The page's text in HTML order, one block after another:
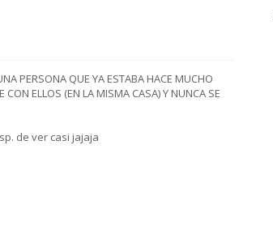
PERSONA QUE YA ESTABA HACE MUCHO
ELLOS (EN LA MISMA CASA) Y NUNCA SE
de ver casi jajaja